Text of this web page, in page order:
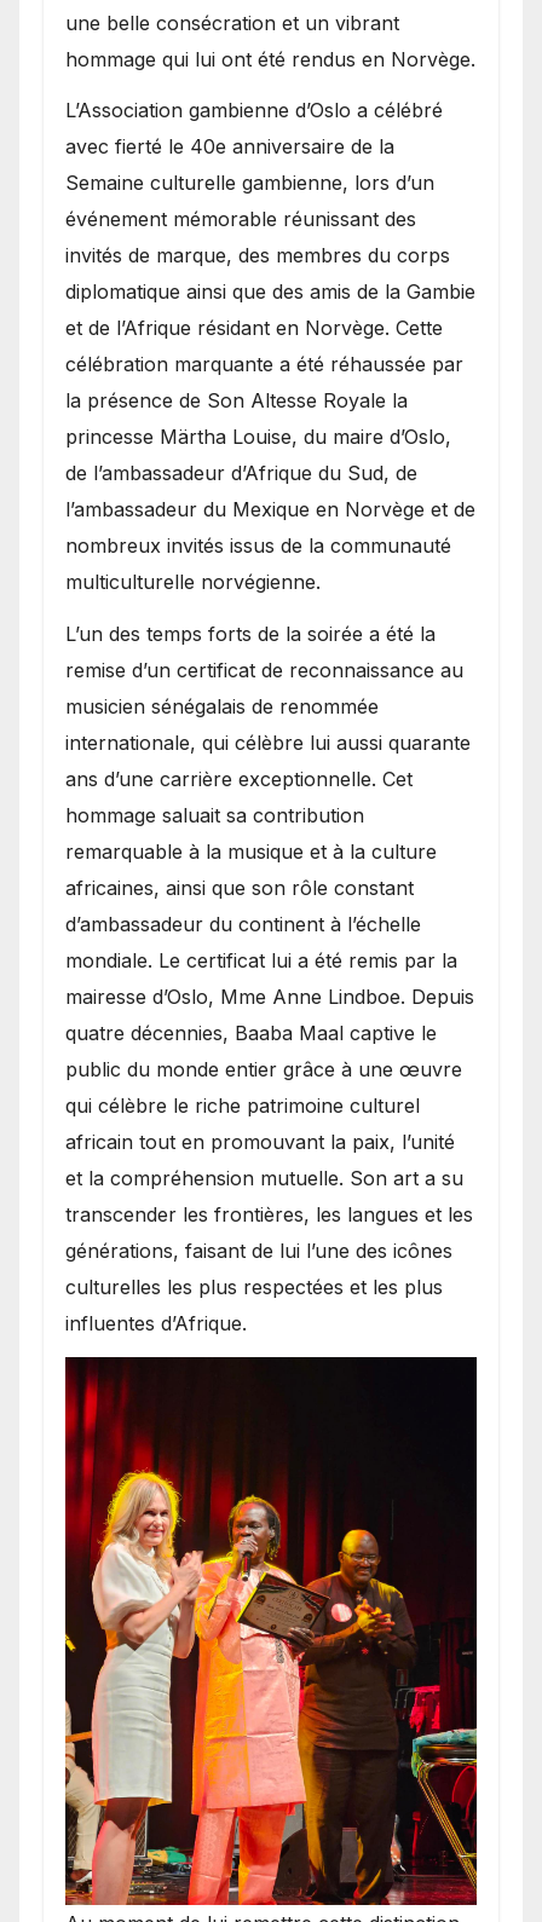
une belle consécration et un vibrant
hommage qui lui ont été rendus en Norvège.
​L’Association gambienne d’Oslo a célébré
avec fierté le 40e anniversaire de la
Semaine culturelle gambienne, lors d’un
événement mémorable réunissant des
invités de marque, des membres du corps
diplomatique ainsi que des amis de la Gambie
et de l’Afrique résidant en Norvège. Cette
célébration marquante a été réhaussée par
la présence de Son Altesse Royale la
princesse Märtha Louise, du maire d’Oslo,
de l’ambassadeur d’Afrique du Sud, de
l’ambassadeur du Mexique en Norvège et de
nombreux invités issus de la communauté
multiculturelle norvégienne.
​L’un des temps forts de la soirée a été la
remise d’un certificat de reconnaissance au
musicien sénégalais de renommée
internationale, qui célèbre lui aussi quarante
ans d’une carrière exceptionnelle. Cet
hommage saluait sa contribution
remarquable à la musique et à la culture
africaines, ainsi que son rôle constant
d’ambassadeur du continent à l’échelle
mondiale. Le certificat lui a été remis par la
mairesse d’Oslo, Mme Anne Lindboe. Depuis
quatre décennies, Baaba Maal captive le
public du monde entier grâce à une œuvre
qui célèbre le riche patrimoine culturel
africain tout en promouvant la paix, l’unité
et la compréhension mutuelle. Son art a su
transcender les frontières, les langues et les
générations, faisant de lui l’une des icônes
culturelles les plus respectées et les plus
influentes d’Afrique.